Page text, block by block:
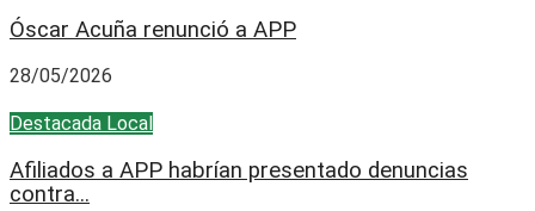
Óscar Acuña renunció a APP
28/05/2026
Destacada Local
Afiliados a APP habrían presentado denuncias
contra...